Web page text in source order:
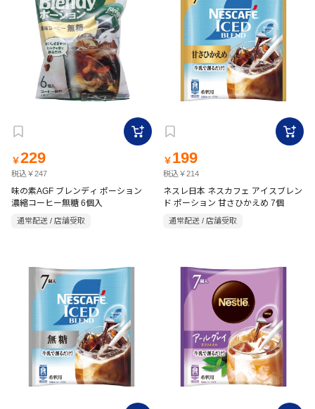
￥229
税込￥247
味の素AGF ブレンディ ポーション
濃縮コーヒー無糖 6個入
通常配送 / 店舗受取
￥ 199
税込￥214
ネスレ日本 ネスカフェ アイスブレン
ド ポーション 甘さひかえめ 7個
通常配送 / 店舗受取